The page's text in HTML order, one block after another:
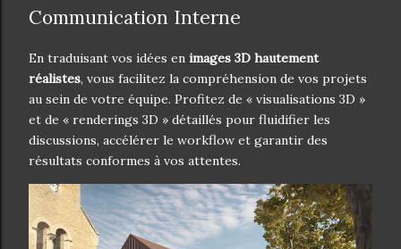
Communication Interne
En traduisant vos idées en images 3D hautement
réalistes, vous facilitez la compréhension de vos projets
au sein de votre équipe. Profitez de « visualisations 3D »
et de « renderings 3D » détaillés pour fluidifier les
discussions, accélérer le workflow et garantir des
résultats conformes à vos attentes.